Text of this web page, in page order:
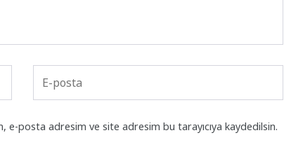
e-posta adresim ve site adresim bu tarayıcıya kaydedilsin.